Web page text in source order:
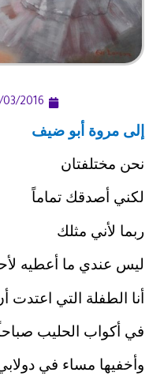
03/2016
إلى مروة أبو ضيف
نحن مختلفتان
لكني أصدقك تماماً
ربما لأني مثلك
ليس عندي ما أعطيه
أنا الطفلة التي
في أكواب الحليب
وأخفيها مساء في